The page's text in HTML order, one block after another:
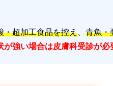
・超加工食品を控え 青魚・
が強い場合は皮膚科受診が必